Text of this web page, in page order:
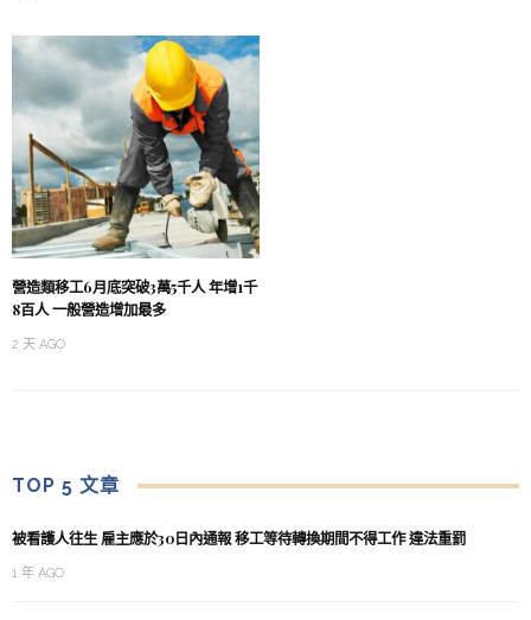
營造類移工6月底突破3萬5千人 年增1千
8百人 一般營造增加最多
2 天 AGO
TOP 5 文章
被看護人往生 雇主應於30日內通報 移工等待轉換期間不得工作 違法重罰
1 年 AGO